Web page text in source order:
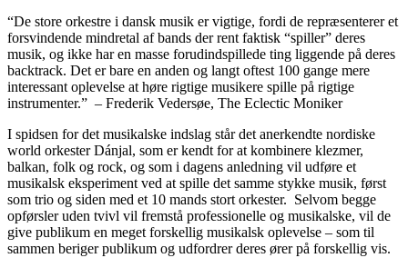
“De store orkestre i dansk musik er vigtige, fordi de repræsenterer et
forsvindende mindretal af bands der rent faktisk “spiller” deres
musik, og ikke har en masse forudindspillede ting liggende på deres
backtrack. Det er bare en anden og langt oftest 100 gange mere
interessant oplevelse at høre rigtige musikere spille på rigtige
instrumenter.” – Frederik Vedersøe, The Eclectic Moniker
I spidsen for det musikalske indslag står det anerkendte nordiske
world orkester Dánjal, som er kendt for at kombinere klezmer,
balkan, folk og rock, og som i dagens anledning vil udføre et
musikalsk eksperiment ved at spille det samme stykke musik, først
som trio og siden med et 10 mands stort orkester. Selvom begge
opførsler uden tvivl vil fremstå professionelle og musikalske, vil de
give publikum en meget forskellig musikalsk oplevelse – som til
sammen beriger publikum og udfordrer deres ører på forskellig vis.